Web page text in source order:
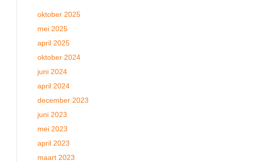
oktober 2025
mei 2025
april 2025
oktober 2024
juni 2024
april 2024
december 2023
juni 2023
mei 2023
april 2023
maart 2023